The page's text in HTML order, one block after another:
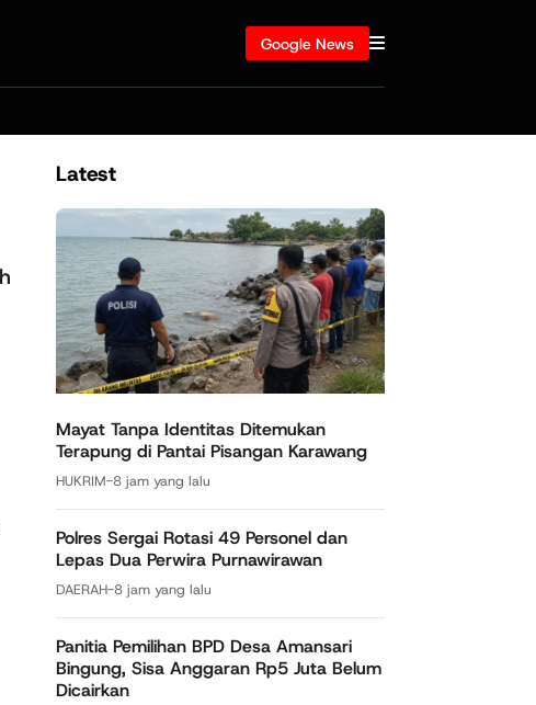
Google News
Latest
Mayat Tanpa Identitas Ditemukan
Terapung di Pantai Pisangan Karawang
HUKRIM-8 jam yang lalu
Polres Sergai Rotasi 49 Personel dan
Lepas Dua Perwira Purnawirawan
DAERAH-8 jam yang lalu
Panitia Pemilihan BPD Desa Amansari
Bingung, Sisa Anggaran Rp5 Juta Belum
Dicairkan